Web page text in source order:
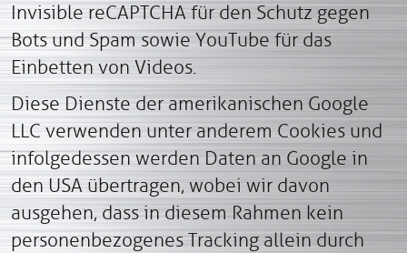
Invisible reCAPTCHA für den Schutz gegen
Bots und Spam sowie YouTube für das
Einbetten von Videos.
Diese Dienste der amerikanischen Google
LLC verwenden unter anderem Cookies und
infolgedessen werden Daten an Google in
den USA übertragen, wobei wir davon
ausgehen, dass in diesem Rahmen kein
personenbezogenes Tracking allein durch